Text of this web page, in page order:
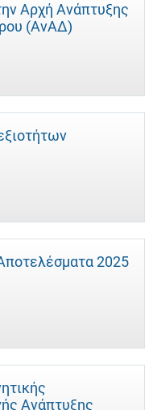
Αρχή Ανάπτυξης
(ΑνΑΔ)
2025
Ανάπτυξης